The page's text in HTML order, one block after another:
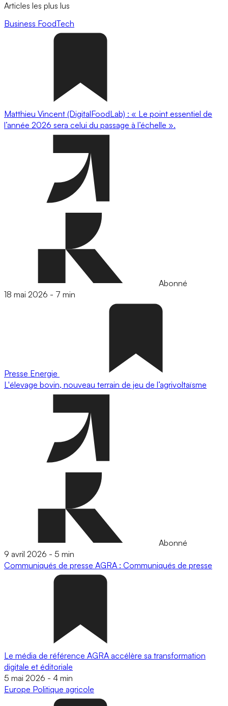
Articles les plus lus
Business FoodTech
Matthieu Vincent (DigitalFoodLab) : « Le point essentiel de
l’année 2026 sera celui du passage à l’échelle ».
Abonné
18 mai 2026 - 7 min
Presse Energie
L'élevage bovin, nouveau terrain de jeu de l’agrivoltaïsme
Abonné
9 avril 2026 - 5 min
Communiqués de presse AGRA : Communiqués de presse
Le média de référence AGRA accélère sa transformation
digitale et éditoriale
5 mai 2026 - 4 min
Europe Politique agricole